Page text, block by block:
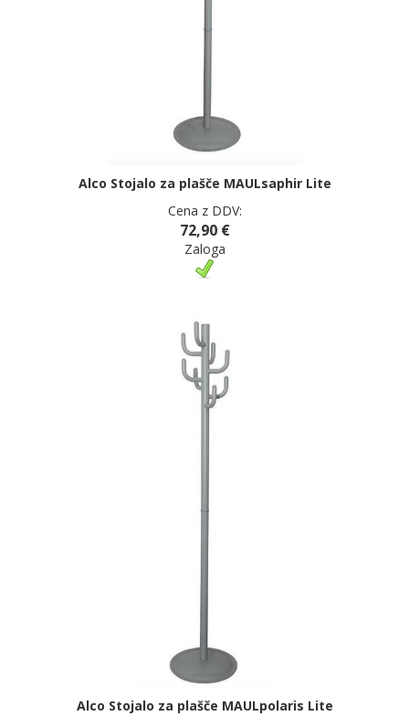
Alco Stojalo za plašče MAULsaphir Lite
Cena z DDV:
72,90 €
Zaloga
Alco Stojalo za plašče MAULpolaris Lite